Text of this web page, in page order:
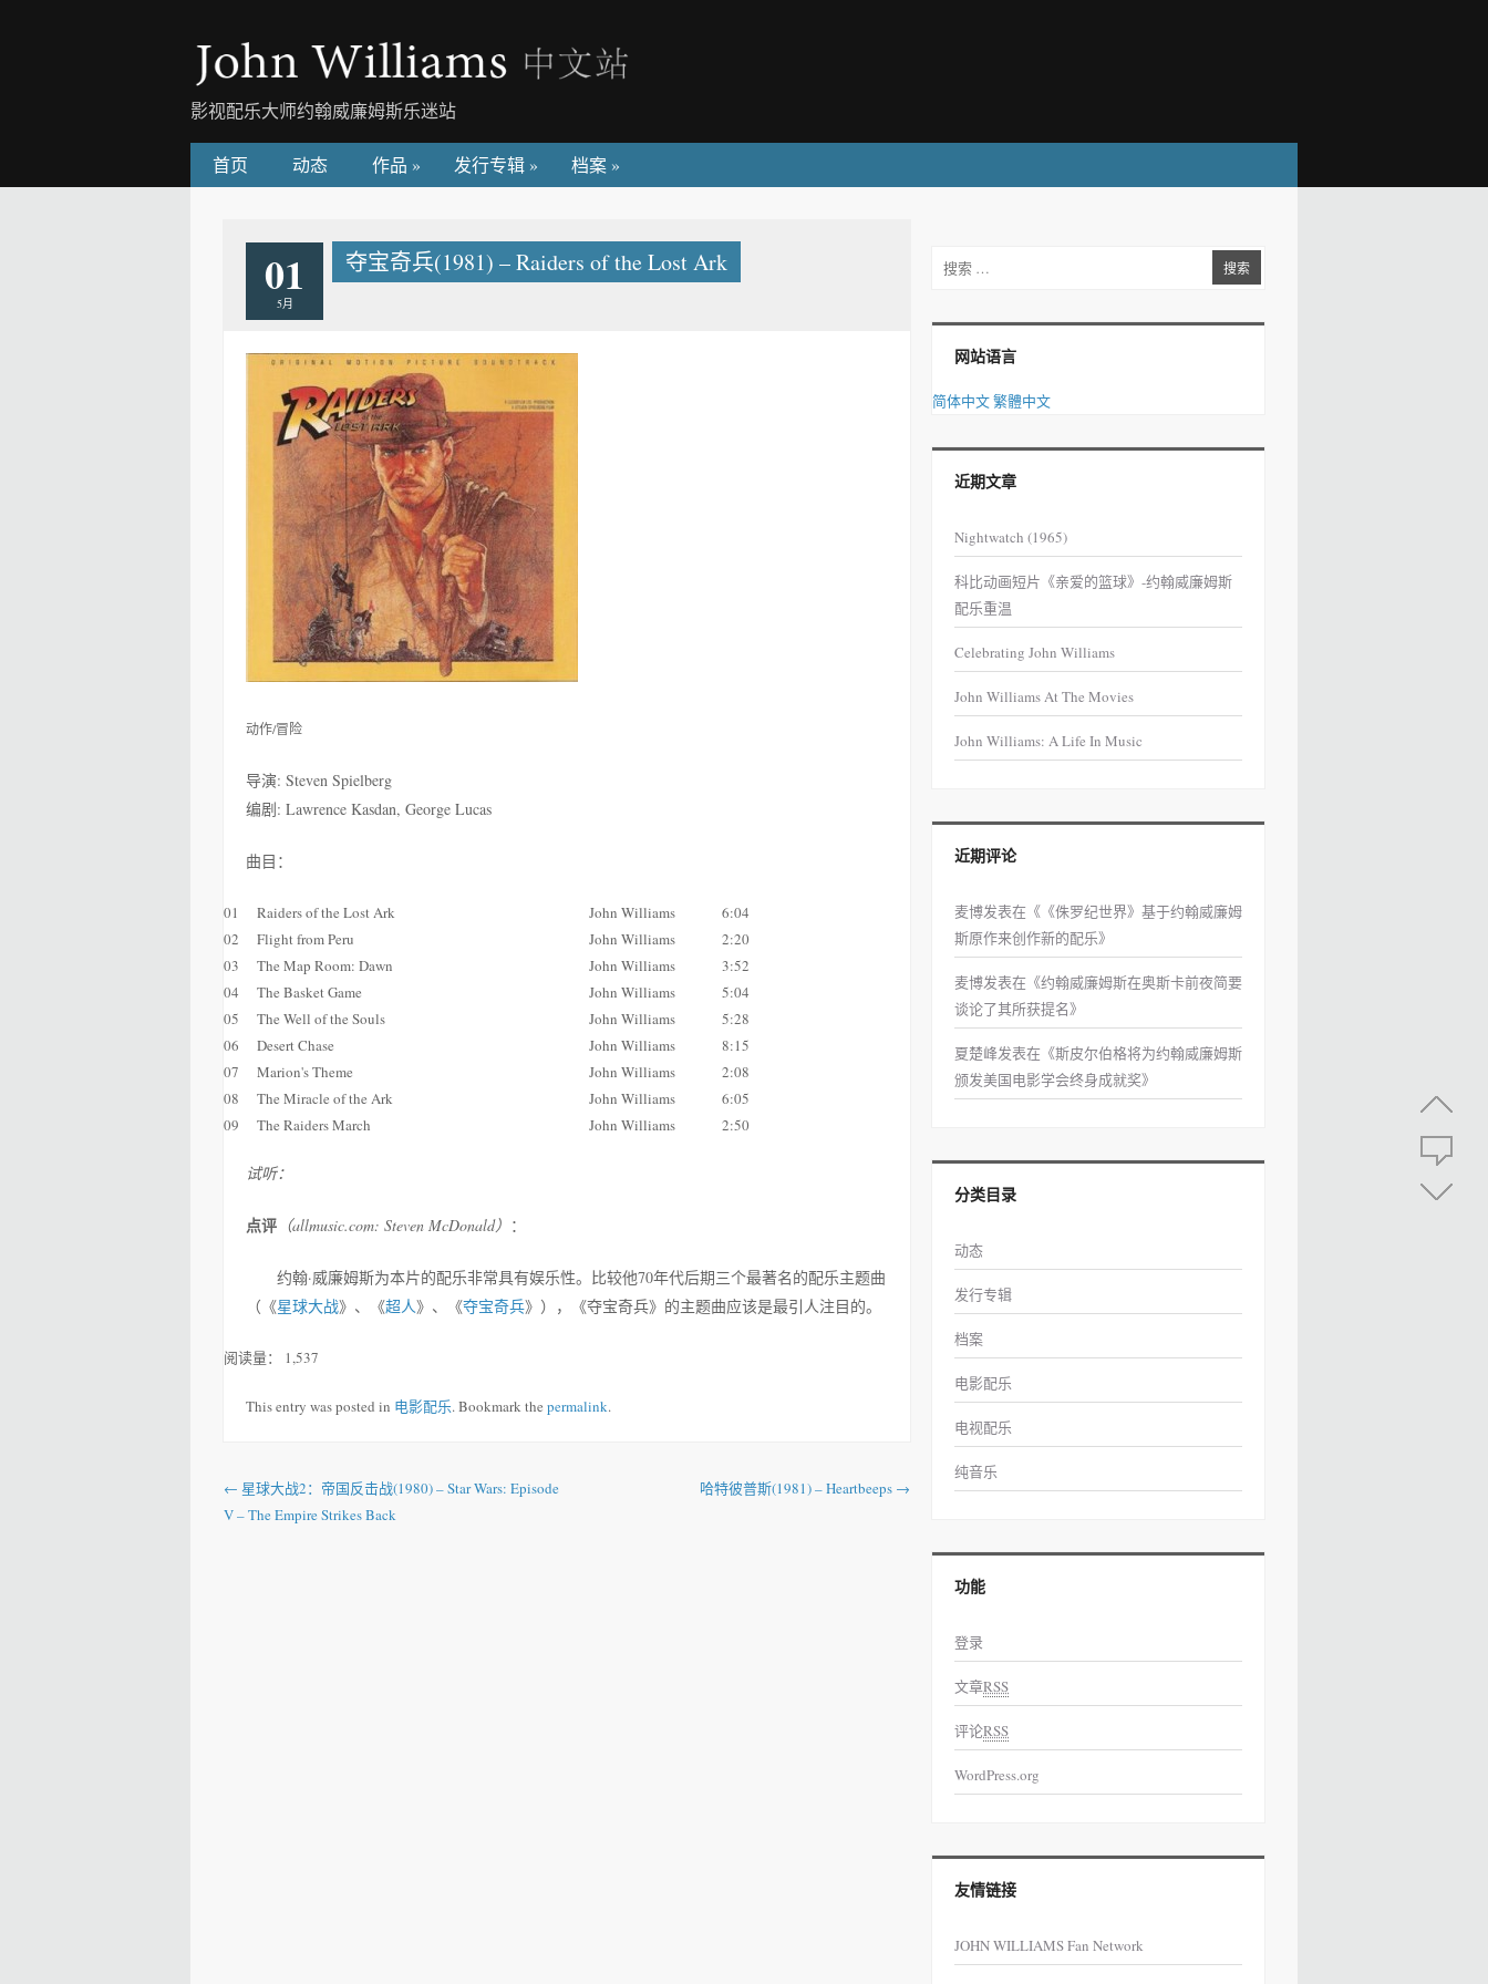
影视配乐大师约翰威廉姆斯乐迷站
首页 动态 作品 » 发行专辑 » 档案 »
01
5月
夺宝奇兵(1981) – Raiders of the Lost Ark
动作/冒险
导演: Steven Spielberg
编剧: Lawrence Kasdan, George Lucas
曲目：
01 Raiders of the Lost Ark John Williams
6:04
02
Flight from Peru John Williams
2:20
03
The Map Room: Dawn John Williams
3:52
04
The Basket Game John Williams
5:04
05
The Well of the Souls John Williams
5:28
06
Desert Chase John Williams
8:15
07
Marion's Theme John Williams
2:08
08
The Miracle of the Ark John Williams
6:05
09
The Raiders March John Williams 2:50
试听：
点评 （allmusic.com: Steven McDonald） ：
约翰·威廉姆斯为本片的配乐非常具有娱乐性。比较他70年代后期三个最著名的配乐主题曲
（《星球大战》、《超人》、《夺宝奇兵》），《夺宝奇兵》的主题曲应该是最引人注目的。
阅读量： 1,537
This entry was posted in 电影配乐. Bookmark the permalink.
Post navigation
← 星球大战2：帝国反击战(1980) – Star Wars: Episode
V – The Empire Strikes Back
哈特彼普斯(1981) – Heartbeeps →
搜索
网站语言
简体中文繁體中文
近期文章
Nightwatch (1965)
科比动画短片《亲爱的篮球》-约翰威廉姆斯
配乐重温
Celebrating John Williams
John Williams At The Movies
John Williams: A Life In Music
近期评论
麦博发表在《 《侏罗纪世界》基于约翰威廉姆
斯原作来创作新的配乐》
麦博发表在《约翰威廉姆斯在奥斯卡前夜简要
谈论了其所获提名》
夏楚峰发表在《斯皮尔伯格将为约翰威廉姆斯
颁发美国电影学会终身成就奖》
分类目录
动态
发行专辑
档案
电影配乐
电视配乐
纯音乐
功能
登录
文章RSS
评论RSS
WordPress.org
友情链接
JOHN WILLIAMS Fan Network